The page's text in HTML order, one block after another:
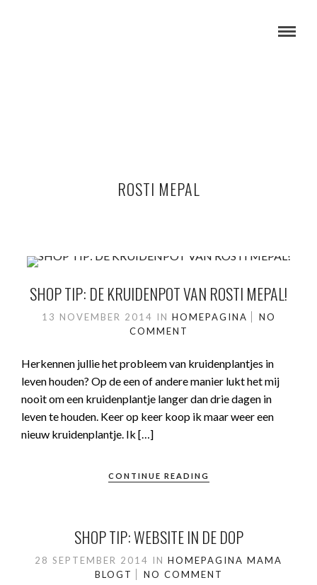
ROSTI MEPAL
SHOP TIP: DE KRUIDENPOT VAN ROSTI MEPAL!
13 NOVEMBER 2014 IN HOMEPAGINA
NO
COMMENT
Herkennen jullie het probleem van kruidenplantjes in
leven houden? Op de een of andere manier lukt het mij
nooit om een kruidenplantje langer dan drie dagen in
leven te houden. Keer op keer koop ik maar weer een
nieuw kruidenplantje. Ik […]
CONTINUE READING
SHOP TIP: WEBSITE IN DE DOP
28 SEPTEMBER 2014 IN HOMEPAGINA MAMA
BLOGT
NO COMMENT